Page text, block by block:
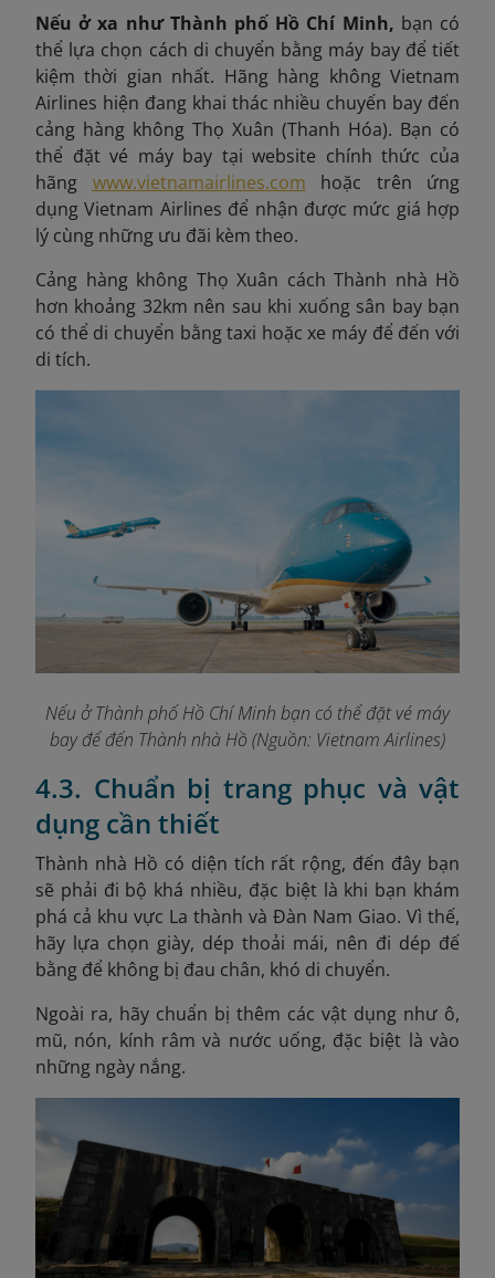
Nếu ở xa như Thành phố Hồ Chí Minh, bạn có
thể lựa chọn cách di chuyển bằng máy bay để tiết
kiệm thời gian nhất. Hãng hàng không Vietnam
Airlines hiện đang khai thác nhiều chuyến bay đến
cảng hàng không Thọ Xuân (Thanh Hóa). Bạn có
thể đặt vé máy bay tại website chính thức của
hãng www.vietnamairlines.com hoặc trên ứng
dụng Vietnam Airlines để nhận được mức giá hợp
lý cùng những ưu đãi kèm theo.
Cảng hàng không Thọ Xuân cách Thành nhà Hồ
hơn khoảng 32km nên sau khi xuống sân bay bạn
có thể di chuyển bằng taxi hoặc xe máy để đến với
di tích.
Nếu ở Thành phố Hồ Chí Minh bạn có thể đặt vé máy
bay để đến Thành nhà Hồ (Nguồn: Vietnam Airlines)
4.3. Chuẩn bị trang phục và vật
dụng cần thiết
Thành nhà Hồ có diện tích rất rộng, đến đây bạn
sẽ phải đi bộ khá nhiều, đặc biệt là khi bạn khám
phá cả khu vực La thành và Đàn Nam Giao. Vì thế,
hãy lựa chọn giày, dép thoải mái, nên đi dép đế
bằng để không bị đau chân, khó di chuyển.
Ngoài ra, hãy chuẩn bị thêm các vật dụng như ô,
mũ, nón, kính râm và nước uống, đặc biệt là vào
những ngày nắng.